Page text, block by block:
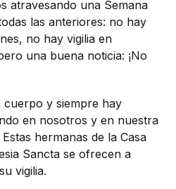
atravesando una Semana
las anteriores: no hay
no hay vigilia en
una buena noticia: ¡No
cuerpo y siempre hay
en nosotros y en nuestra
hermanas de la Casa
Sancta se ofrecen a
vigilia.